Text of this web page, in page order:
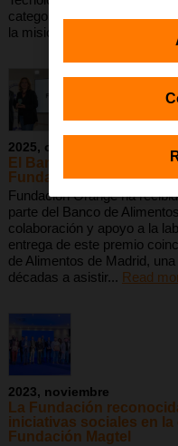
categoría de «Educación
la misión y visión del
2025, octubre
El Banco de Alimentos
Fundación Orange
Fundación Orange ha
parte del Banco de
colaboración y apoyo a la
entrega de este premio
de Alimentos de Madrid,
décadas a asistir... Read
2023, noviembre
La Fundación
iniciativas sociales en
Fundación Magtel